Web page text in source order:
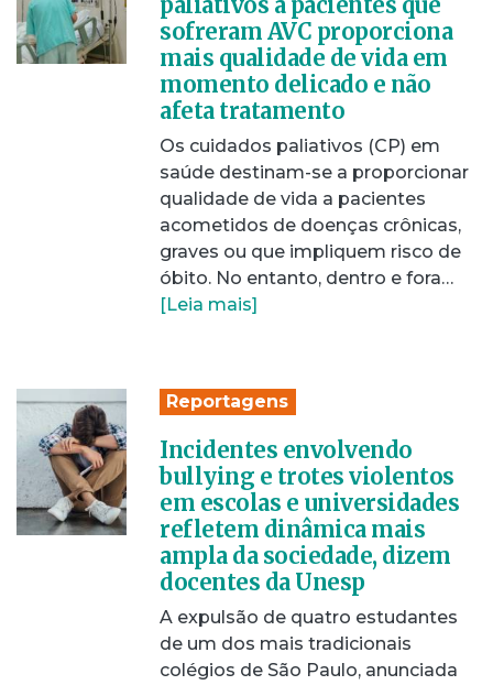
sofreram AVC proporciona
mais qualidade de vida em
momento delicado e não
afeta tratamento
Os cuidados paliativos (CP) em
saúde destinam-se a proporcionar
qualidade de vida a pacientes
acometidos de doenças crônicas,
graves ou que impliquem risco de
óbito. No entanto, dentro e fora…
[Leia mais]
Reportagens
Incidentes envolvendo
bullying e trotes violentos
em escolas e universidades
refletem dinâmica mais
ampla da sociedade, dizem
docentes da Unesp
A expulsão de quatro estudantes
de um dos mais tradicionais
colégios de São Paulo, anunciada